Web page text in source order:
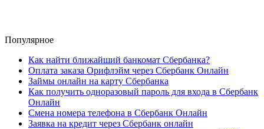
Популярное
Как найти ближайший банкомат Сбербанка?
Оплата заказа Орифлэйм через Сбербанк Онлайн
Займы онлайн на карту Сбербанка
Как получить одноразовый пароль для входа в Сбербанк
Онлайн
Смена номера телефона в Сбербанк Онлайн
Заявка на кредит через Сбербанк онлайн